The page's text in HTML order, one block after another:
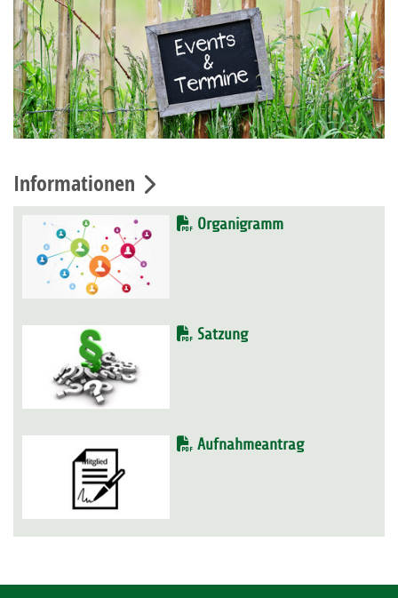
Informationen
Organigramm
Satzung
Aufnahmeantrag